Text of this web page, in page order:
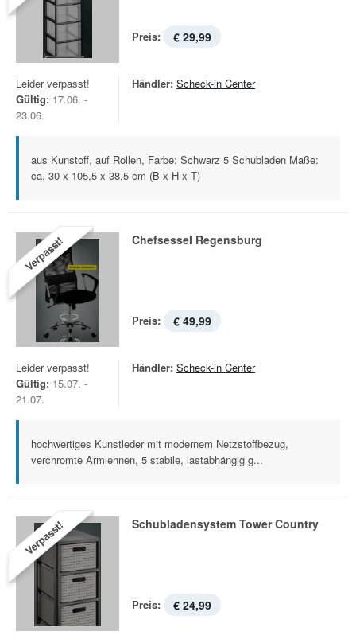
Preis: € 29,99
Leider verpasst!
Gültig: 17.06. -
23.06.
Händler: Scheck-in Center
aus Kunstoff, auf Rollen, Farbe: Schwarz 5 Schubladen Maße:
ca. 30 x 105,5 x 38,5 cm (B x H x T)
Verpasst! Chefsessel Regensburg
Preis: € 49,99
Leider verpasst!
Gültig: 15.07. -
21.07.
Händler: Scheck-in Center
hochwertiges Kunstleder mit modernem Netzstoffbezug,
verchromte Armlehnen, 5 stabile, lastabhängig g...
Verpasst! Schubladensystem Tower Country
Preis: € 24,99